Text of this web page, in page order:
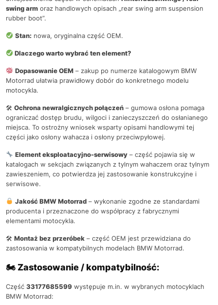
swing arm oraz handlowych opisach „rear swing arm suspension
rubber boot”.
Stan: nowa, oryginalna część OEM.
Dlaczego warto wybrać ten element?
Dopasowanie OEM– zakup po numerze katalogowym BMW
Motorrad ułatwia prawidłowy dobór do konkretnego modelu
motocykla.
🛠 Ochrona newralgicznych połączeń – gumowa osłona pomaga
ograniczać dostęp brudu, wilgoci i zanieczyszczeń do osłanianego
miejsca. To ostrożny wniosek wsparty opisami handlowymi tej
części jako osłony wahacza i osłony przeciwpyłowej.
Element eksploatacyjno-serwisowy– część pojawia się w
katalogach w sekcjach związanych z tylnym wahaczem oraz tylnym
zawieszeniem, co potwierdza jej zastosowanie konstrukcyjne i
serwisowe.
Jakość BMW Motorrad– wykonanie zgodne ze standardami
producenta i przeznaczone do współpracy z fabrycznymi
elementami motocykla.
🛠 Montaż bez przeróbek – część OEM jest przewidziana do
zastosowania w kompatybilnych modelach BMW Motorrad.
🏍 Zastosowanie / kompatybilność:
Część 33177685599 występuje m.in. w wybranych motocyklach
BMW Motorrad: